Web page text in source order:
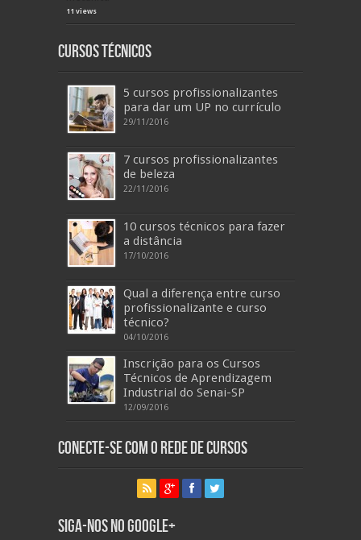
11 views
Cursos Técnicos
5 cursos profissionalizantes
para dar um UP no currículo
29/11/2016
7 cursos profissionalizantes
de beleza
22/11/2016
10 cursos técnicos para fazer
a distância
17/10/2016
Qual a diferença entre curso
profissionalizante e curso
técnico?
04/10/2016
Inscrição para os Cursos
Técnicos de Aprendizagem
Industrial do Senai-SP
12/09/2016
Conecte-se com o Rede de Cursos
Siga-nos no Google+